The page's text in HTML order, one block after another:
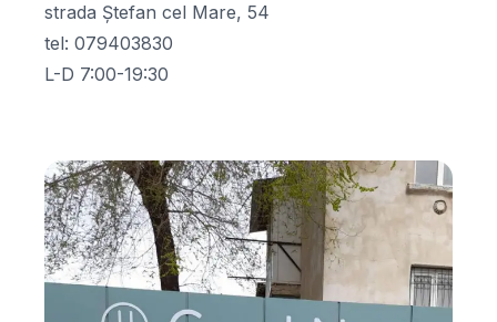
strada Ștefan cel Mare, 54
tel: 079403830
L-D 7:00-19:30